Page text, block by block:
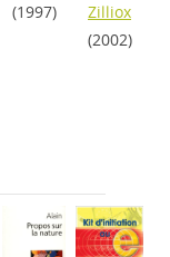
(1997)
Zilliox
(2002)